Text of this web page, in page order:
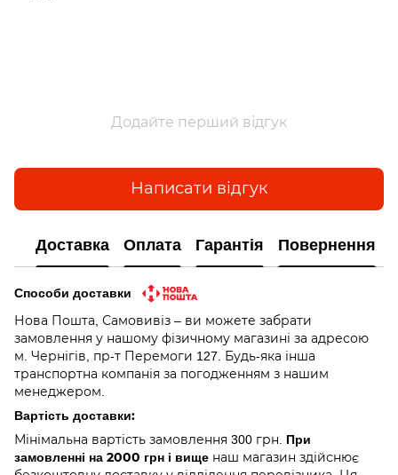
Додайте перший відгук
Написати відгук
Доставка Оплата Гарантія Повернення
Способи доставки
Нова Пошта, Самовивіз – ви можете забрати
замовлення у нашому фізичному магазині за адресою
м. Чернігів, пр-т Перемоги 127. Будь-яка інша
транспортна компанія за погодженням з нашим
менеджером.
Вартість доставки:
Мінімальна вартість замовлення 300 грн. При
замовленні на 2000 грн і вище наш магазин здійснює